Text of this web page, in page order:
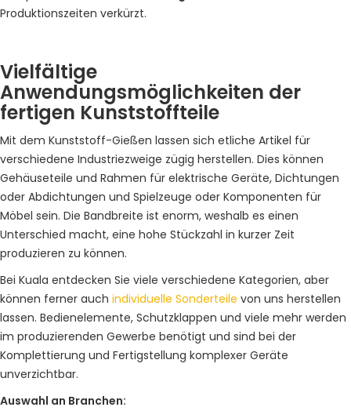
Produktionszeiten verkürzt.
Vielfältige
Anwendungsmöglichkeiten der
fertigen Kunststoffteile
Mit dem Kunststoff-Gießen lassen sich etliche Artikel für
verschiedene Industriezweige zügig herstellen. Dies können
Gehäuseteile und Rahmen für elektrische Geräte, Dichtungen
oder Abdichtungen und Spielzeuge oder Komponenten für
Möbel sein. Die Bandbreite ist enorm, weshalb es einen
Unterschied macht, eine hohe Stückzahl in kurzer Zeit
produzieren zu können.
Bei Kuala entdecken Sie viele verschiedene Kategorien, aber
können ferner auch individuelle Sonderteile von uns herstellen
lassen. Bedienelemente, Schutzklappen und viele mehr werden
im produzierenden Gewerbe benötigt und sind bei der
Komplettierung und Fertigstellung komplexer Geräte
unverzichtbar.
Auswahl an Branchen: